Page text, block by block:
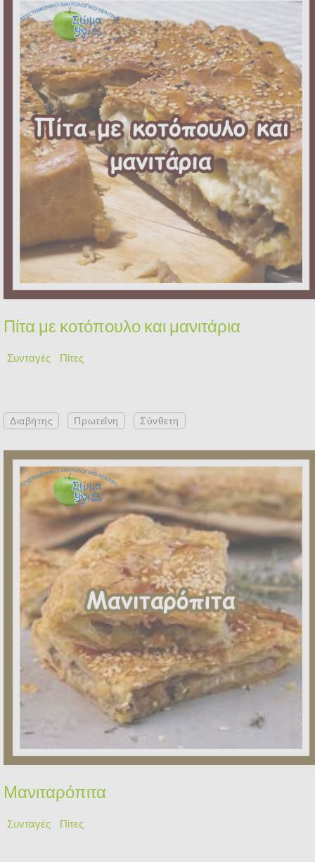
Πίτα με κοτόπουλο και μανιτάρια
Συνταγές Πίτες
Διαβήτης Πρωτεΐνη Σύνθετη
Μανιταρόπιτα
Συνταγές Πίτες